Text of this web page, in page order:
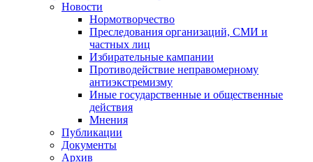
Новости
Нормотворчество
Преследования организаций, СМИ и
частных лиц
Избирательные кампании
Противодействие неправомерному
антиэкстремизму
Иные государственные и общественные
действия
Мнения
Публикации
Документы
Архив